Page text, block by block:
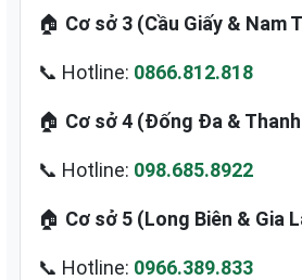
🏠 Cơ sở 3 (Cầu Giấy & Nam
📞 Hotline: 0866.812.818
🏠 Cơ sở 4 (Đống Đa &
📞 Hotline: 098.685.8922
🏠 Cơ sở 5 (Long Biên & Gia
📞 Hotline: 0966.389.833